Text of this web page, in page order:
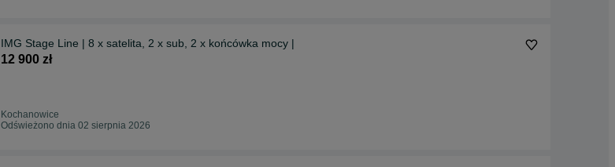
IMG Stage Line | 8 x satelita, 2 x sub, 2 x końcówka mocy |
12 900 zł
Kochanowice
Odświeżono dnia 02 sierpnia 2026